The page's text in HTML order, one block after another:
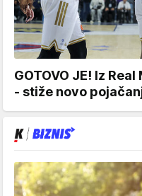
GOTOVO JE! Iz
- stiže novo